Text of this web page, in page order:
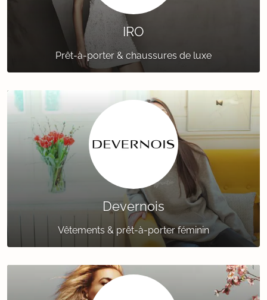
IRO
Prêt-à-porter & chaussures de luxe
Devernois
Vêtements & prêt-à-porter féminin